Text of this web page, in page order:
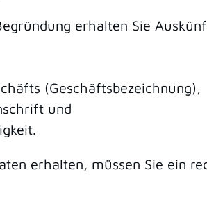
erhalten Sie
(Geschäftsbezeichnung),
und
erhalten, müssen Sie ein